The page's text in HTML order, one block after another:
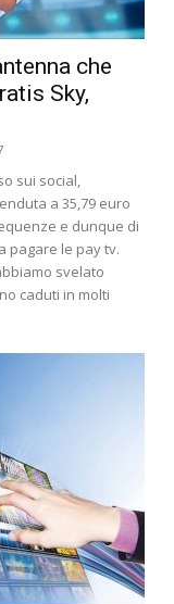
che
Sky,
sui social,
a 35,79 euro
e dunque di
pagare le pay tv.
svelato
caduti in molti